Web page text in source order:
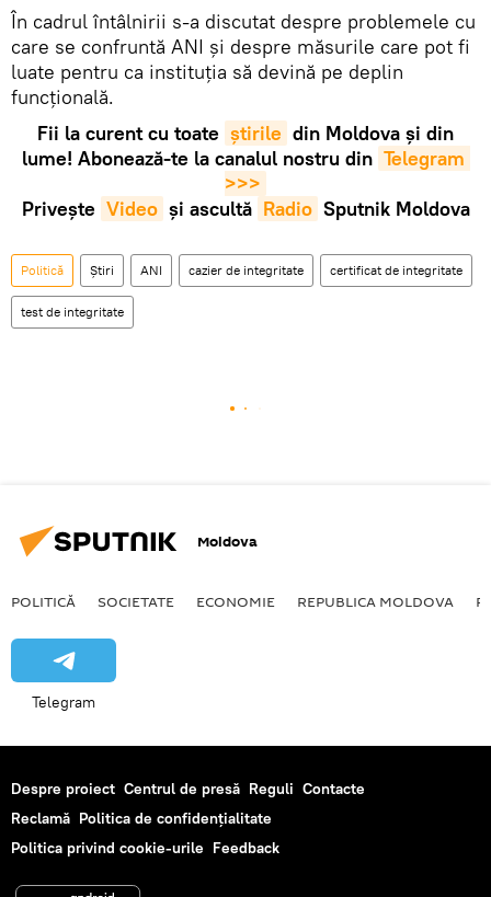
În cadrul întâlnirii s-a discutat despre problemele cu
care se confruntă ANI și despre măsurile care pot fi
luate pentru ca instituția să devină pe deplin
funcțională.
Fii la curent cu toate știrile din Moldova și din
lume! Abonează-te la canalul nostru din Telegram
>>>
Privește Video și ascultă Radio Sputnik Moldova
Politică Știri ANI cazier de integritate certificat de integritate
test de integritate
Moldova
POLITICĂ SOCIETATE ECONOMIE REPUBLICA MOLDOVA
Telegram
Despre proiect Centrul de presă Reguli Contacte
Reclamă Politica de confidențialitate
Politica privind cookie-urile Feedback